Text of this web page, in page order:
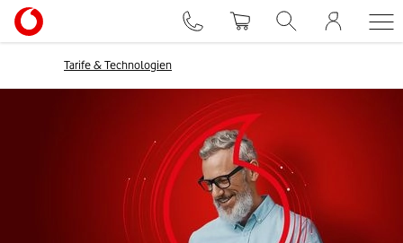
Tarife & Technologien